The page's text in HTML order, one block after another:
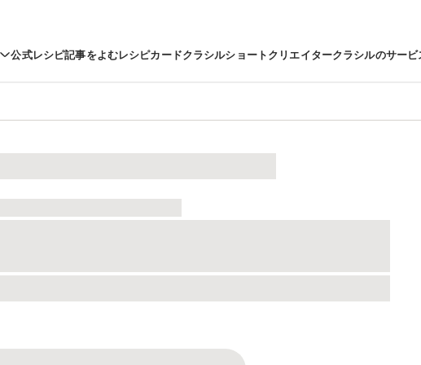
公式レシピ記事をよむレシピカードクラシルショートクリエイタークラシルのサービ